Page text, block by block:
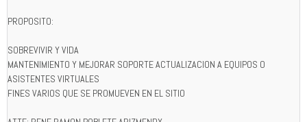
PROPOSITO:
SOBREVIVIR Y VIDA
MANTENIMIENTO Y MEJORAR SOPORTE ACTUALIZACION A EQUIPOS O
ASISTENTES VIRTUALES
FINES VARIOS QUE SE PROMUEVEN EN EL SITIO